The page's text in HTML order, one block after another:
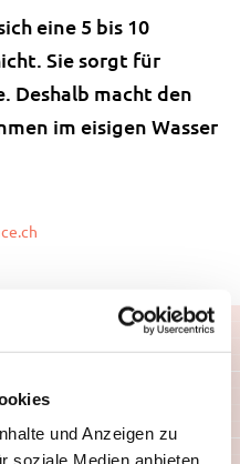
und Anzeigen zu
soziale Medien anbieten
eine 5 bis 10
Sie sorgt für
Deshalb macht den
im eisigen Wasser